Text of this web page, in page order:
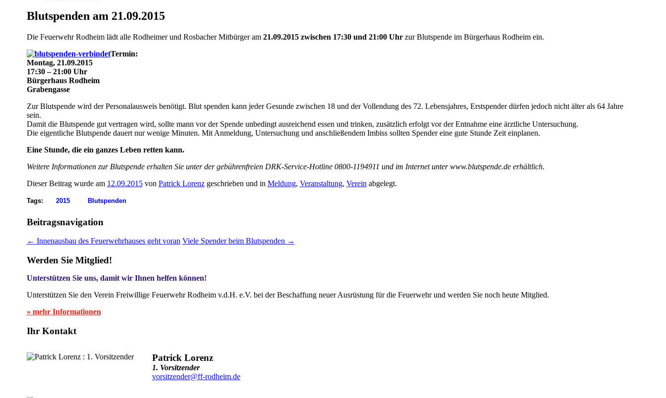
Blutspenden am 21.09.2015
Die Feuerwehr Rodheim lädt alle Rodheimer und Rosbacher Mitbürger am 21.09.2015 zwischen 17:30 und 21:00 Uhrzur Blutspende im Bürgerhaus Rodheim ein.
Termin:
Montag, 21.09.2015
17:30 – 21:00 Uhr
Bürgerhaus Rodheim
Grabengasse
Zur Blutspende wird der Personalausweis benötigt. Blut spenden kann jeder Gesunde zwischen 18 und der Vollendung des 72. Lebensjahres, Erstspender dürfen jedoch nicht älter als 64 Jahre
sein.
Damit die Blutspende gut vertragen wird, sollte mann vor der Spende unbedingt ausreichend essen und trinken, zusätzlich erfolgt vor der Entnahme eine ärztliche Untersuchung.
Die eigentliche Blutspende dauert nur wenige Minuten. Mit Anmeldung, Untersuchung und anschließendem Imbiss sollten Spender eine gute Stunde Zeit einplanen.
Eine Stunde, die ein ganzes Leben retten kann.
Weitere Informationen zur Blutspende erhalten Sie unter der gebührenfreien DRK-Service-Hotline 0800-1194911 und im Internet unter www.blutspende.de erhältlich.
Dieser Beitrag wurde am 12.09.2015von Patrick Lorenzgeschrieben und in Meldung, Veranstaltung, Verein abgelegt.
Tags: 2015 Blutspenden
Beitragsnavigation
← Innenausbau des Feuerwehrhauses geht voran Viele Spender beim Blutspenden →
Werden Sie Mitglied!
Unterstützen Sie uns, damit wir Ihnen helfen können!
Unterstützen Sie den Verein Freiwillige Feuerwehr Rodheim v.d.H. e.V. bei der Beschaffung neuer Ausrüstung für die Feuerwehr und werden Sie noch heute Mitglied.
» mehr Informationen
Ihr Kontakt
Patrick Lorenz
1. Vorsitzender
vorsitzender@ff-rodheim.de